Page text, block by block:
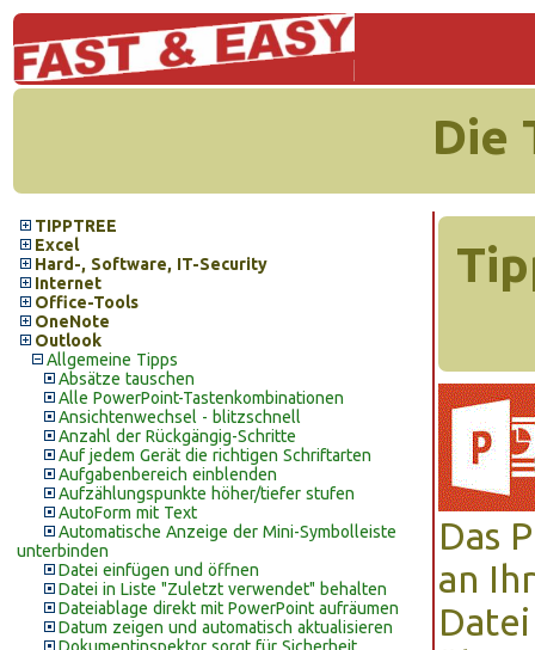
Die
TIPPTREE
Excel
Hard-, Software, IT-Security
Internet
Office-Tools
OneNote
Outlook
Allgemeine Tipps
Absätze tauschen
Alle PowerPoint-Tastenkombinationen
Ansichtenwechsel - blitzschnell
Anzahl der Rückgängig-Schritte
Auf jedem Gerät die richtigen Schriftarten
Aufgabenbereich einblenden
Aufzählungspunkte höher/tiefer stufen
AutoForm mit Text
Automatische Anzeige der Mini-Symbolleiste
unterbinden
Datei einfügen und öffnen
Datei in Liste "Zuletzt verwendet" behalten
Dateiablage direkt mit PowerPoint aufräumen
Datum zeigen und automatisch aktualisieren
Das
an